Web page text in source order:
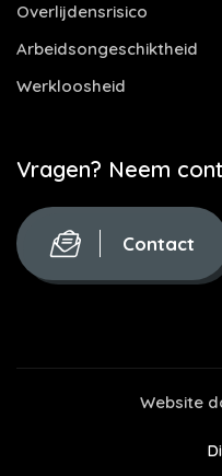
Overlijdensrisico
Arbeidsongeschiktheid
Werkloosheid
Vragen? Neem
Contact
Website